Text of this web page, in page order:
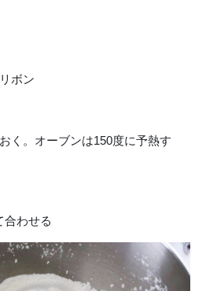
ボン
く。オーブンは150度に予熱す
合わせる